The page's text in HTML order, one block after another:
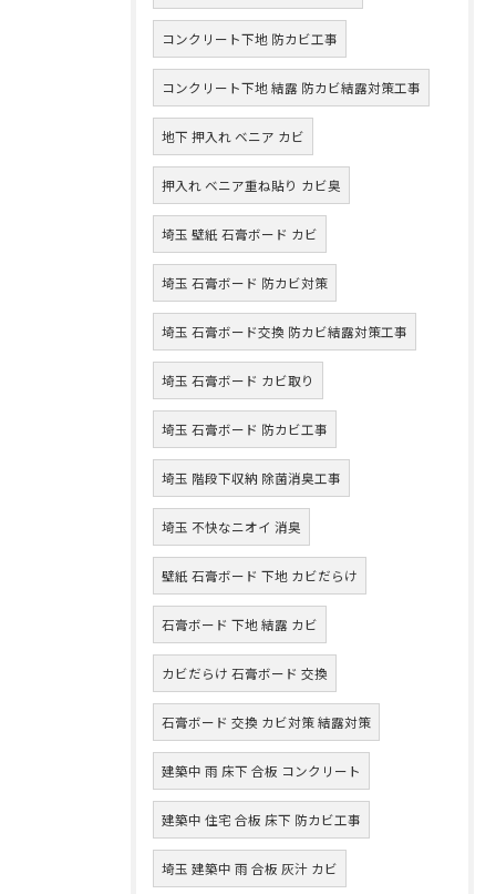
コンクリート下地 防カビ工事
コンクリート下地 結露 防カビ結露対策工事
地下 押入れ ベニア カビ
押入れ ベニア重ね貼り カビ臭
埼玉 壁紙 石膏ボード カビ
埼玉 石膏ボード 防カビ対策
埼玉 石膏ボード交換 防カビ結露対策工事
埼玉 石膏ボード カビ取り
埼玉 石膏ボード 防カビ工事
埼玉 階段下収納 除菌消臭工事
埼玉 不快なニオイ 消臭
壁紙 石膏ボード 下地 カビだらけ
石膏ボード 下地 結露 カビ
カビだらけ 石膏ボード 交換
石膏ボード 交換 カビ対策 結露対策
建築中 雨 床下 合板 コンクリート
建築中 住宅 合板 床下 防カビ工事
埼玉 建築中 雨 合板 灰汁 カビ